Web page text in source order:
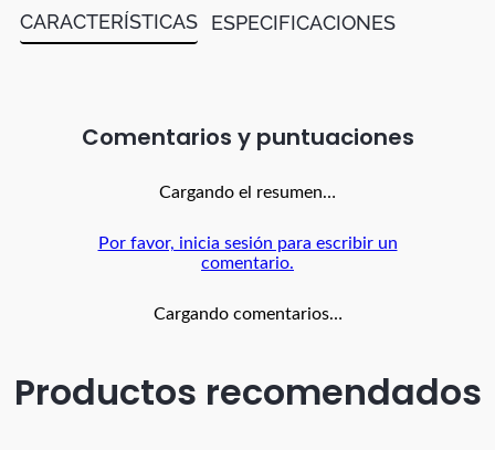
CARACTERÍSTICAS
ESPECIFICACIONES
Comentarios
Cargando el resumen…
Por favor, inicia sesión para escribir un
comentario.
Cargando comentarios…
Productos recomendados